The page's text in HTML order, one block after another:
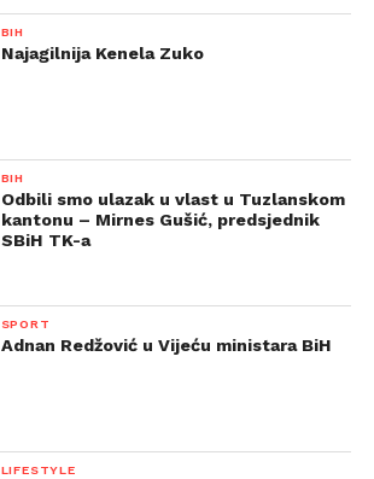
BIH
Najagilnija Kenela Zuko
BIH
Odbili smo ulazak u vlast u Tuzlanskom
kantonu – Mirnes Gušić, predsjednik
SBiH TK-a
SPORT
Adnan Redžović u Vijeću ministara BiH
LIFESTYLE